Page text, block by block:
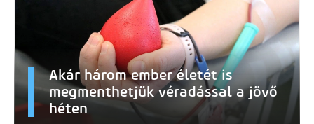
Akár három ember életét is
megmenthetjük véradással a jövő
héten